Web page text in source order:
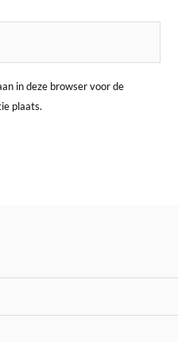
in deze browser voor de
plaats.